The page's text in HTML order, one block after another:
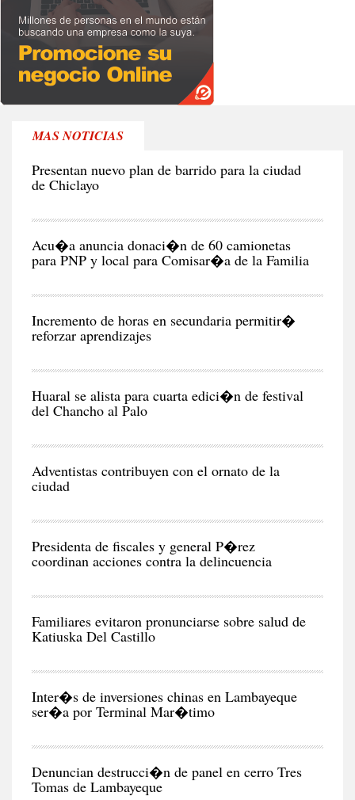
MAS NOTICIAS
Presentan nuevo plan de barrido para la ciudad
de Chiclayo
Acu�a anuncia donaci�n de 60 camionetas
para PNP y local para Comisar�a de la Familia
Incremento de horas en secundaria permitir�
reforzar aprendizajes
Huaral se alista para cuarta edici�n de festival
del Chancho al Palo
Adventistas contribuyen con el ornato de la
ciudad
Presidenta de fiscales y general P�rez
coordinan acciones contra la delincuencia
Familiares evitaron pronunciarse sobre salud de
Katiuska Del Castillo
Inter�s de inversiones chinas en Lambayeque
ser�a por Terminal Mar�timo
Denuncian destrucci�n de panel en cerro Tres
Tomas de Lambayeque